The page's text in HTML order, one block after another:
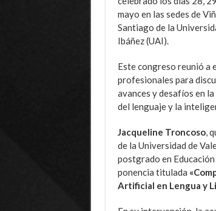
mayo en las sedes de
Santiago de la
Ibáñez (UAI).
Este congreso reunió a
profesionales para
avances y desafíos en
del lenguaje y la
Jacqueline Troncoso,
de la Universidad de
postgrado en
ponencia titulada
Artificial en Lengua y